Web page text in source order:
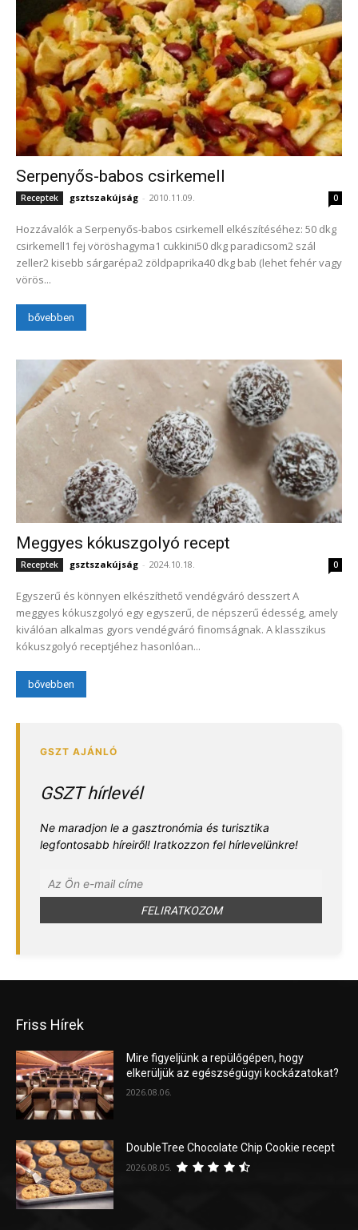
Serpenyős-babos csirkemell
Receptek gsztszakújság - 2010.11.09. 0
Hozzávalók a Serpenyős-babos csirkemell elkészítéséhez: 50 dkg
csirkemell1 fej vöröshagyma1 cukkini50 dkg paradicsom2 szál
zeller2 kisebb sárgarépa2 zöldpaprika40 dkg bab (lehet fehér vagy
vörös...
bővebben
Meggyes kókuszgolyó recept
Receptek gsztszakújság - 2024.10.18. 0
Egyszerű és könnyen elkészíthető vendégváró desszert A
meggyes kókuszgolyó egy egyszerű, de népszerű édesség, amely
kiválóan alkalmas gyors vendégváró finomságnak. A klasszikus
kókuszgolyó receptjéhez hasonlóan...
bővebben
GSZT hírlevél
Ne maradjon le a gasztronómia és turisztika
legfontosabb híreiről! Iratkozzon fel hírlevelünkre!
Friss Hírek
Mire figyeljünk a repülőgépen, hogy
elkerüljük az egészségügyi kockázatokat?
2026.08.06.
DoubleTree Chocolate Chip Cookie recept
2026.08.05.